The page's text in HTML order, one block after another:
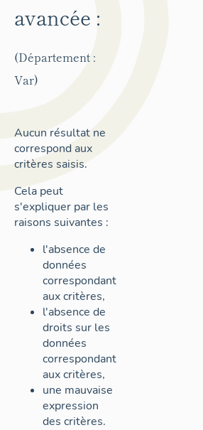
avancée :
(Département :
Var)
Aucun résultat ne
correspond aux
critères saisis.
Cela peut
s'expliquer par les
raisons suivantes :
l'absence de
données
correspondant
aux critères,
l'absence de
droits sur les
données
correspondant
aux critères,
une mauvaise
expression
des critères.